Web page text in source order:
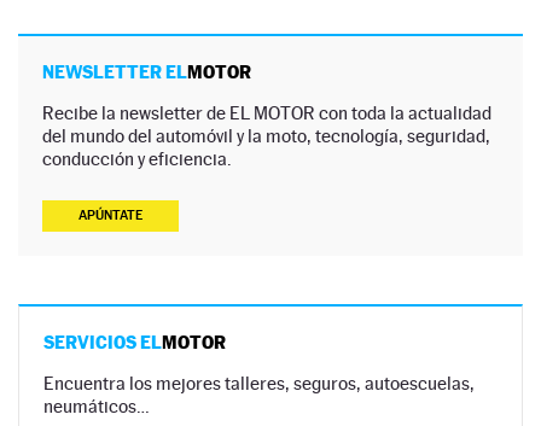
NEWSLETTER ELMOTOR
Recibe la newsletter de EL MOTOR con toda la actualidad
del mundo del automóvil y la moto, tecnología, seguridad,
conducción y eficiencia.
APÚNTATE
SERVICIOS ELMOTOR
Encuentra los mejores talleres, seguros, autoescuelas,
neumáticos…